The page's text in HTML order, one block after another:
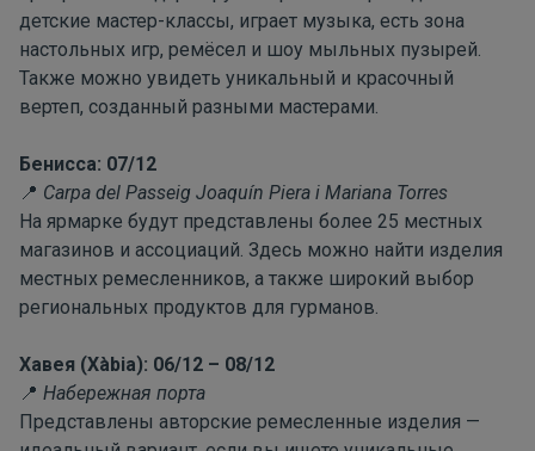
детские мастер-классы, играет музыка, есть зона
настольных игр, ремёсел и шоу мыльных пузырей.
Также можно увидеть уникальный и красочный
вертеп, созданный разными мастерами.
Бенисса: 07/12
📍 Carpa del Passeig Joaquín Piera i Mariana Torres
На ярмарке будут представлены более 25 местных
магазинов и ассоциаций. Здесь можно найти изделия
местных ремесленников, а также широкий выбор
региональных продуктов для гурманов.
Хавея (Xà bia): 06/12 – 08/12
📍 Набережная порта
Представлены авторские ремесленные изделия —